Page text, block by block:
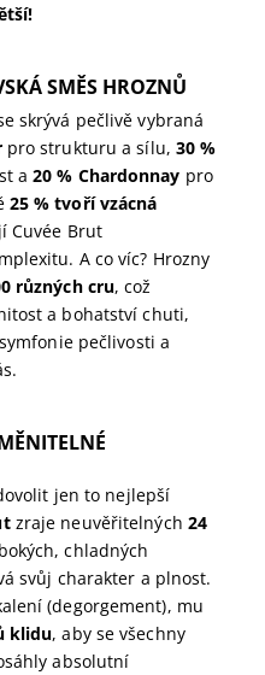
SMĚS HROZNŮ
skrývá pečlivě vybraná
pro strukturu a sílu, 30 %
a20 % Chardonnay pro
25 % tvoří vzácná
Cuvée Brut
A co víc? Hrozny
různých cru, což
a bohatství chuti,
pečlivosti a
jen to nejlepší
zraje neuvěřitelných 24
chladných
svůj charakter a plnost.
(degorgement), mu
klidu, aby se všechny
absolutní